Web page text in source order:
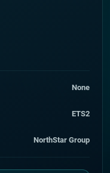
None
ETS2
NorthStar Group